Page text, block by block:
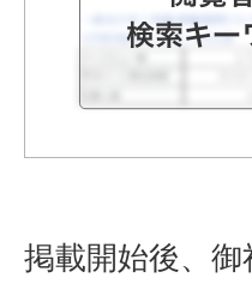
掲載開始後、